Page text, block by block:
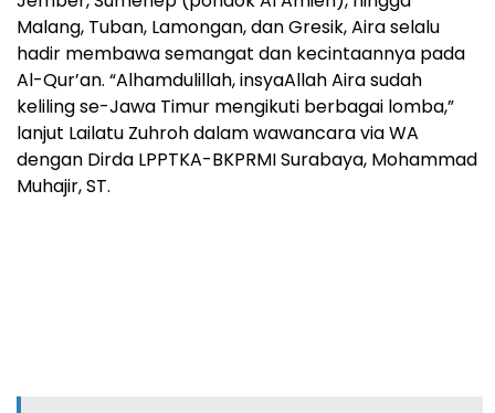
Malang, Tuban, Lamongan, dan Gresik, Aira selalu
hadir membawa semangat dan kecintaannya pada
Al-Qur’an. “Alhamdulillah, insyaAllah Aira sudah
keliling se-Jawa Timur mengikuti berbagai lomba,”
lanjut Lailatu Zuhroh dalam wawancara via WA
dengan Dirda LPPTKA-BKPRMI Surabaya, Mohammad
Muhajir, ST.